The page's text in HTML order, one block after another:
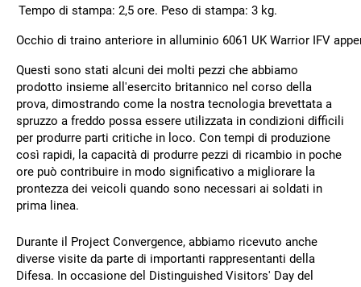
Tempo di stampa: 2,5 ore. Peso di stampa: 3 kg.
Occhio di traino anteriore in alluminio 6061 UK Warrior IFV
Questi sono stati alcuni dei molti pezzi che abbiamo
prodotto insieme all'esercito britannico nel corso della
prova, dimostrando come la nostra tecnologia brevettata a
spruzzo a freddo possa essere utilizzata in condizioni difficili
per produrre parti critiche in loco. Con tempi di produzione
così rapidi, la capacità di produrre pezzi di ricambio in poche
ore può contribuire in modo significativo a migliorare la
prontezza dei veicoli quando sono necessari ai soldati in
prima linea.
Durante il Project Convergence, abbiamo ricevuto anche
diverse visite da parte di importanti rappresentanti della
Difesa. In occasione del Distinguished Visitors' Day del